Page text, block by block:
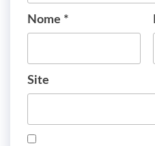
Nome *
Site